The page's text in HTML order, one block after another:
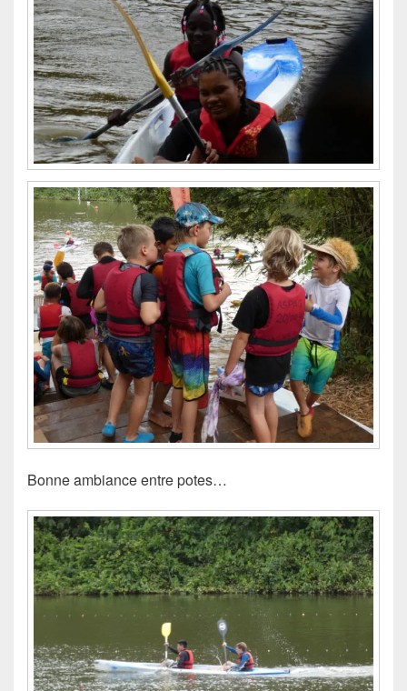
Bonne ambiance entre potes…